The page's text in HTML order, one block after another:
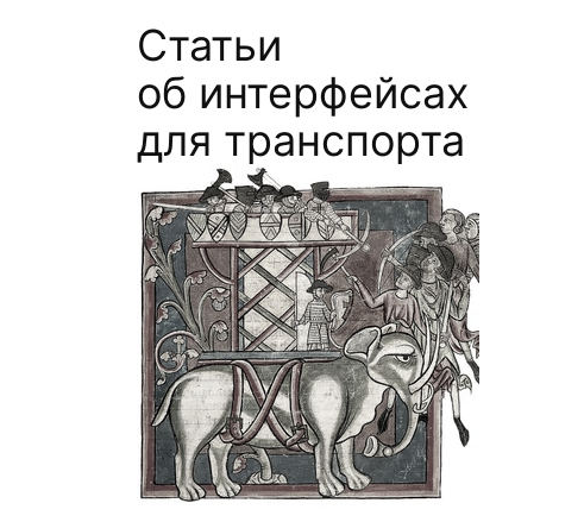
Статьи
об интерфейсах
для транспорта